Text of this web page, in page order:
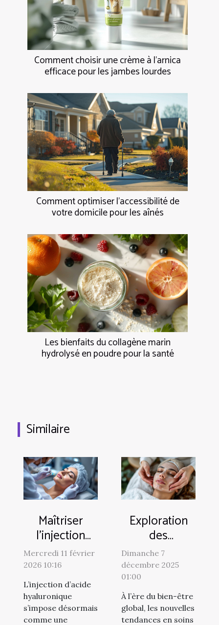
Comment choisir une crème à l'arnica
efficace pour les jambes lourdes
Comment optimiser l'accessibilité de
votre domicile pour les aînés
Les bienfaits du collagène marin
hydrolysé en poudre pour la santé
Similaire
Maîtriser
l'injection
d'acide
hyaluronique :
Impact sur la
pratique
médicale
Mercredi 11 février
2026 10:16
L’injection d’acide
hyaluronique
s’impose désormais
comme une
Exploration
des
tendances
actuelles en
soins de
beauté et
relaxation
Dimanche 7
décembre 2025
01:00
À l’ère du bien-être
global, les nouvelles
tendances en soins